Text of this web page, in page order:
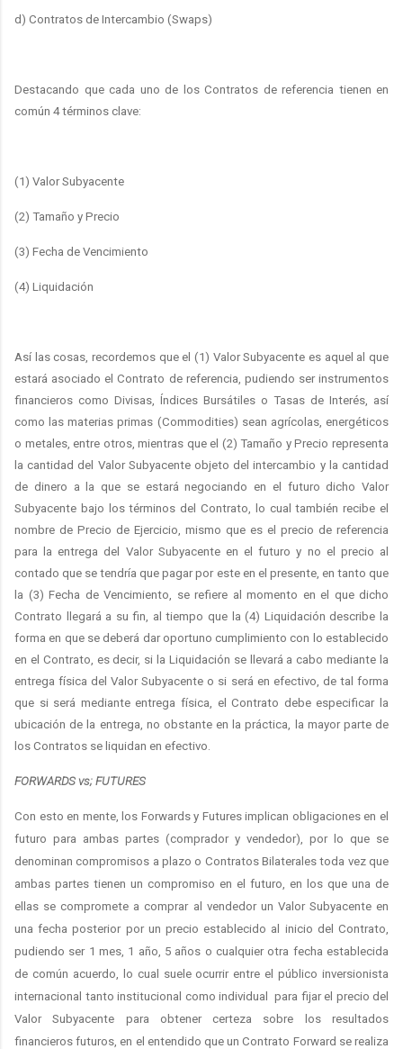
d) Contratos de Intercambio (Swaps)
Destacando que cada uno de los Contratos de referencia tienen en
común 4 términos clave:
(1) Valor Subyacente
(2) Tamaño y Precio
(3) Fecha de Vencimiento
(4) Liquidación
Así las cosas, recordemos que el (1) Valor Subyacente es aquel al que
estará asociado el Contrato de referencia, pudiendo ser instrumentos
financieros como Divisas, Índices Bursátiles o Tasas de Interés, así
como las materias primas (Commodities) sean agrícolas, energéticos
o metales, entre otros, mientras que el (2) Tamaño y Precio representa
la cantidad del Valor Subyacente objeto del intercambio y la cantidad
de dinero a la que se estará negociando en el futuro dicho Valor
Subyacente bajo los términos del Contrato, lo cual también recibe el
nombre de Precio de Ejercicio, mismo que es el precio de referencia
para la entrega del Valor Subyacente en el futuro y no el precio al
contado que se tendría que pagar por este en el presente, en tanto que
la (3) Fecha de Vencimiento, se refiere al momento en el que dicho
Contrato llegará a su fin, al tiempo que la (4) Liquidación describe la
forma en que se deberá dar oportuno cumplimiento con lo establecido
en el Contrato, es decir, si la Liquidación se llevará a cabo mediante la
entrega física del Valor Subyacente o si será en efectivo, de tal forma
que si será mediante entrega física, el Contrato debe especificar la
ubicación de la entrega, no obstante en la práctica, la mayor parte de
los Contratos se liquidan en efectivo.
FORWARDS vs; FUTURES
Con esto en mente, los Forwards y Futures implican obligaciones en el
futuro para ambas partes (comprador y vendedor), por lo que se
denominan compromisos a plazo o Contratos Bilaterales toda vez que
ambas partes tienen un compromiso en el futuro, en los que una de
ellas se compromete a comprar al vendedor un Valor Subyacente en
una fecha posterior por un precio establecido al inicio del Contrato,
pudiendo ser 1 mes, 1 año, 5 años o cualquier otra fecha establecida
de común acuerdo, lo cual suele ocurrir entre el público inversionista
internacional tanto institucional como individual para fijar el precio del
Valor Subyacente para obtener certeza sobre los resultados
financieros futuros, en el entendido que un Contrato Forward se realiza